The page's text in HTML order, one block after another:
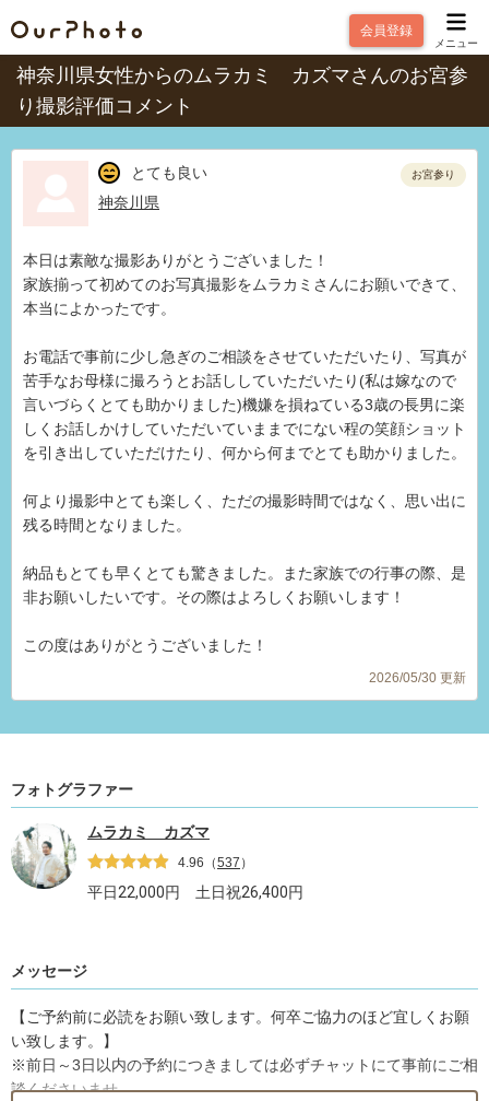
会員登録
メニュー
神奈川県女性からのムラカミ カズマさんのお宮参
り撮影評価コメント
とても良い
神奈川県
お宮参り
本日は素敵な撮影ありがとうございました！
家族揃って初めてのお写真撮影をムラカミさんにお願いできて、
本当によかったです。
お電話で事前に少し急ぎのご相談をさせていただいたり、写真が
苦手なお母様に撮ろうとお話ししていただいたり(私は嫁なので
言いづらくとても助かりました)機嫌を損ねている3歳の長男に楽
しくお話しかけしていただいていままでにない程の笑顔ショット
を引き出していただけたり、何から何までとても助かりました。
何より撮影中とても楽しく、ただの撮影時間ではなく、思い出に
残る時間となりました。
納品もとても早くとても驚きました。また家族での行事の際、是
非お願いしたいです。その際はよろしくお願いします！
この度はありがとうございました！
2026/05/30 更新
フォトグラファー
ムラカミ カズマ
4.96 （537 ）
平日22,000円 土日祝26,400円
メッセージ
【ご予約前に必読をお願い致します。何卒ご協力のほど宜しくお願
い致します。】
※前日～3日以内の予約につきましては必ずチャットにて事前にご相
談くださいませ。